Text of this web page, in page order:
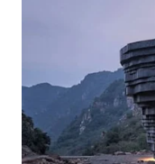
WN
LABUHANBATU